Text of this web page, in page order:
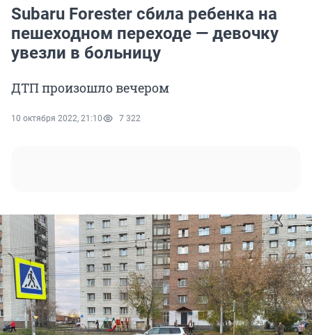
Subaru Forester сбила ребенка на
пешеходном переходе — девочку
увезли в больницу
ДТП произошло вечером
10 октября 2022, 21:10 7 322